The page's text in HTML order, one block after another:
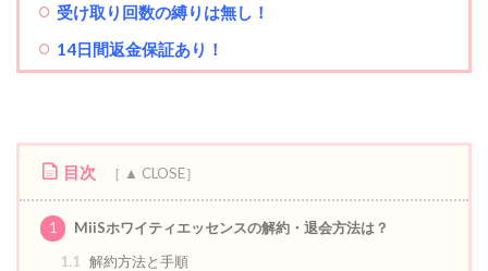
受け取り回数の縛りは無し！
14日間返金保証あり！
目次
1
MiiSホワイティエッセンスの解約・退会方法は？
1.1
解約方法と手順